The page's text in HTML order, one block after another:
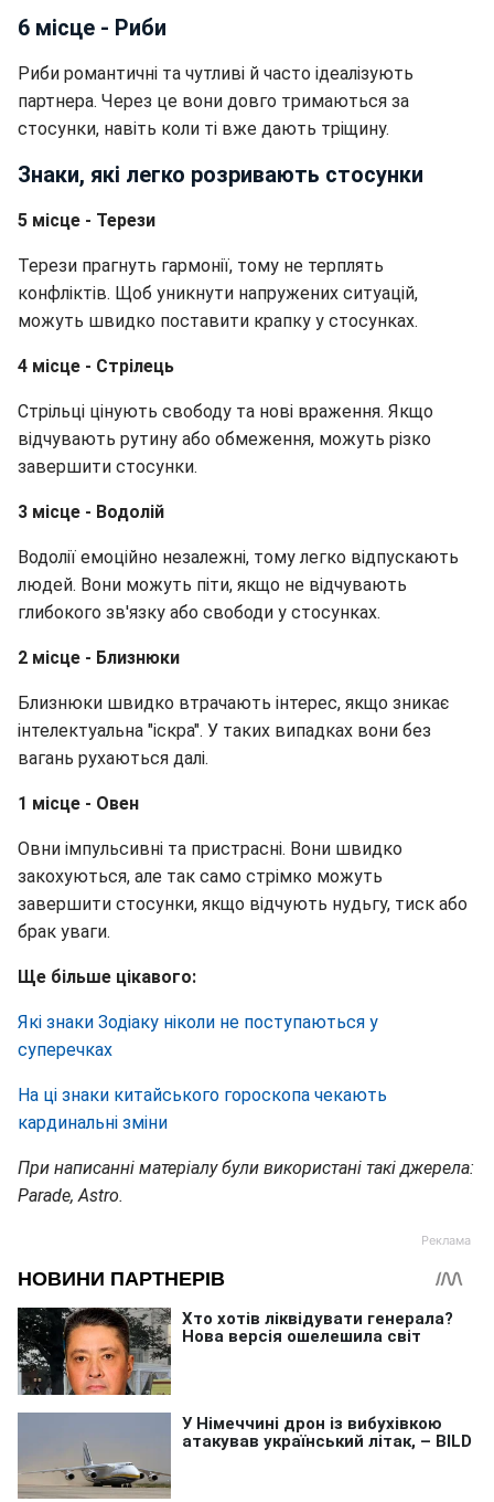
6 місце - Риби
Риби романтичні та чутливі й часто ідеалізують
партнера. Через це вони довго тримаються за
стосунки, навіть коли ті вже дають тріщину.
Знаки, які легко розривають стосунки
5 місце - Терези
Терези прагнуть гармонії, тому не терплять
конфліктів. Щоб уникнути напружених ситуацій,
можуть швидко поставити крапку у стосунках.
4 місце - Стрілець
Стрільці цінують свободу та нові враження. Якщо
відчувають рутину або обмеження, можуть різко
завершити стосунки.
3 місце - Водолій
Водолії емоційно незалежні, тому легко відпускають
людей. Вони можуть піти, якщо не відчувають
глибокого зв'язку або свободи у стосунках.
2 місце - Близнюки
Близнюки швидко втрачають інтерес, якщо зникає
інтелектуальна "іскра". У таких випадках вони без
вагань рухаються далі.
1 місце - Овен
Овни імпульсивні та пристрасні. Вони швидко
закохуються, але так само стрімко можуть
завершити стосунки, якщо відчують нудьгу, тиск або
брак уваги.
Ще більше цікавого:
Які знаки Зодіаку ніколи не поступаються у
суперечках
На ці знаки китайського гороскопа чекають
кардинальні зміни
При написанні матеріалу були використані такі джерела:
Parade, Astro.